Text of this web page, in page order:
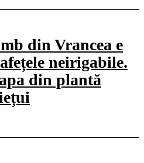
din Vrancea e
neirigabile.
din plantă